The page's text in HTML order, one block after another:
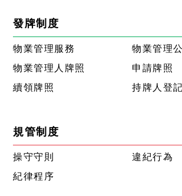
發牌制度
物業管理服務
物業管理
物業管理人牌照
申請牌照
續領牌照
持牌人登
規管制度
操守守則
違紀行為
紀律程序